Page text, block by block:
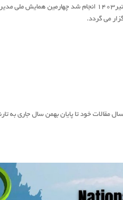
به گزارش روابط عمومی هواشناسی مازندران، پیرو اطلاع رسانی قبلی که در تاریخ 30 تیر1403
مقالات خود تا پایان بهمن سال جاری به